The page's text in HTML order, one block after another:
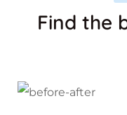
Find the